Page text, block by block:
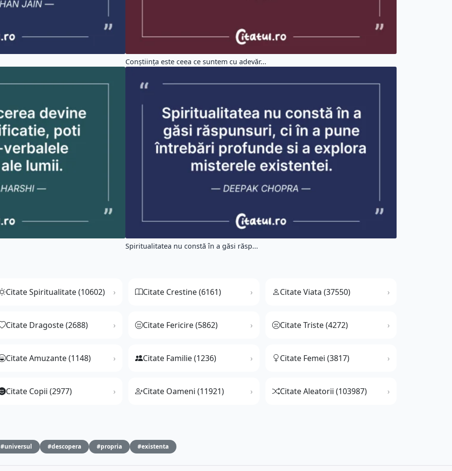
Conștiința este ceea ce suntem cu adevăr...
Spiritualitatea nu constă în a găsi răsp...
Citate Spiritualitate (10602) Citate Crestine (6161) Citate Viata (37550)
Citate Dragoste (2688) Citate Fericire (5862) Citate Triste (4272)
Citate Amuzante (1148) Citate Familie (1236) Citate Femei (3817)
Citate Copii (2977) Citate Oameni (11921) Citate Aleatorii (103987)
#universul #descopera #propria #existenta